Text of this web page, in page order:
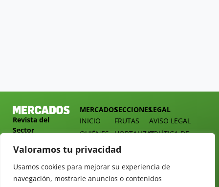
Valoramos tu privacidad
Usamos cookies para mejorar su experiencia de
navegación, mostrarle anuncios o contenidos
Revista del
Sector
Presidente
Cárdenas nº
MERCADOS
INICIO
QUIÉNES
DOSSIER
TARIFAS
REVISTAS
SECCIONES
FRUTAS
HORTALIZAS
EMPRESA
ALIMENTACIÓN
OPINIÓN
LEGAL
AVISO LEGAL
POLÍTICA DE